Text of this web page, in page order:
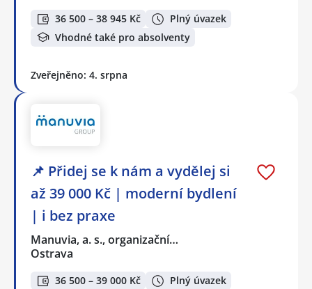
36 500 – 38 945 Kč
Plný úvazek
Vhodné také pro absolventy
Zveřejněno: 4. srpna
📌 Přidej se k nám a vydělej si
až 39 000 Kč | moderní bydlení
| i bez praxe
Manuvia, a. s., organizační…
Ostrava
36 500 – 39 000 Kč
Plný úvazek